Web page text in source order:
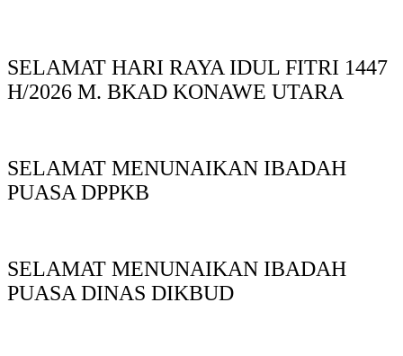
SELAMAT HARI RAYA IDUL FITRI 1447
H/2026 M. BKAD KONAWE UTARA
SELAMAT MENUNAIKAN IBADAH
PUASA DPPKB
SELAMAT MENUNAIKAN IBADAH
PUASA DINAS DIKBUD